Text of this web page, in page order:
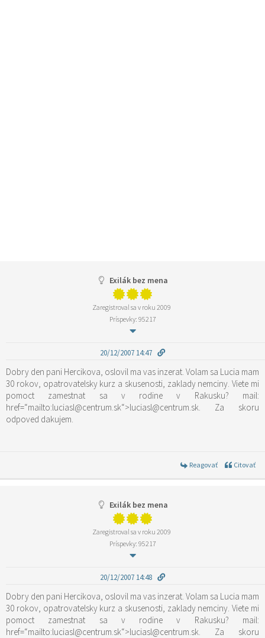
Exilák bez mena
Zaregistroval sa v roku 2009
Príspevky: 95217
20/12/2007 14:47
Dobry den pani Hercikova, oslovil ma vas inzerat. Volam sa Lucia mam
30 rokov, opatrovatelsky kurz a skusenosti, zaklady nemciny. Viete mi
pomoct zamestnat sa v rodine v Rakusku? mail:
href=“mailto:luciasl@centrum.sk“>luciasl@centrum.sk. Za skoru
odpoved dakujem.
Reagovať Citovať
Exilák bez mena
Zaregistroval sa v roku 2009
Príspevky: 95217
20/12/2007 14:48
Dobry den pani Hercikova, oslovil ma vas inzerat. Volam sa Lucia mam
30 rokov, opatrovatelsky kurz a skusenosti, zaklady nemciny. Viete mi
pomoct zamestnat sa v rodine v Rakusku? mail:
href=“mailto:luciasl@centrum.sk“>luciasl@centrum.sk. Za skoru